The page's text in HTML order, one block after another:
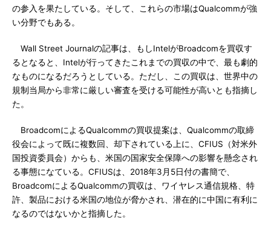
の参入を果たしている。そして、これらの市場はQualcommが強
い分野でもある。
Wall Street Journalの記事は、もしIntelがBroadcomを買収す
るとなると、Intelが行ってきたこれまでの買収の中で、最も劇的
なものになるだろうとしている。ただし、この買収は、世界中の
規制当局から非常に厳しい審査を受ける可能性が高いとも指摘し
た。
BroadcomによるQualcommの買収提案は、Qualcommの取締
役会によって既に複数回、却下されている上に、CFIUS（対米外
国投資委員会）からも、米国の国家安全保障への影響を懸念され
る事態になている。CFIUSは、2018年3月5日付の書簡で、
BroadcomによるQualcommの買収は、ワイヤレス通信規格、特
許、製品における米国の地位が脅かされ、潜在的に中国に有利に
なるのではないかと指摘した。